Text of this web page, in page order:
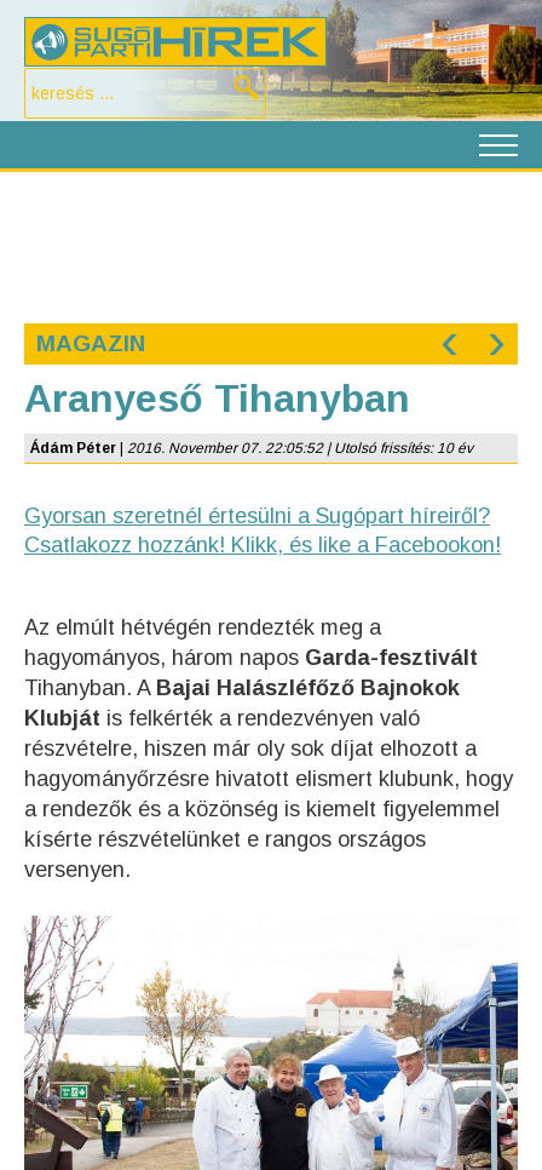
MAGAZIN ‹ ›
Aranyeső Tihanyban
Ádám Péter 2016. November 07. 22:05:52 | Utolsó frissítés: 10 év
Gyorsan szeretnél értesülni a Sugópart híreiről?
Csatlakozz hozzánk! Klikk, és like a Facebookon!
Az elmúlt hétvégén rendezték meg a
hagyományos, három napos Garda-fesztivált
Tihanyban. A Bajai Halászléfőző Bajnokok
Klubját is felkérték a rendezvényen való
részvételre, hiszen már oly sok díjat elhozott a
hagyományőrzésre hivatott elismert klubunk, hogy
a rendezők és a közönség is kiemelt figyelemmel
kísérte részvételünket e rangos országos
versenyen.